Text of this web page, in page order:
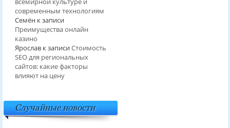
современным технологиям
Семёнк записи
Преимущества онлайн
казино
Ярославк записиСтоимость
SEO для региональных
сайтов: какие факторы
влияют на цену
Случайные новости